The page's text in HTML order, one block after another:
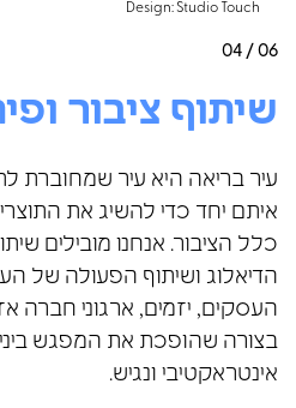
Design: Studio Touch
04 / 06
שיתוף ציבור
עיר בריאה היא עיר שמחוברת
איתם יחד כדי להשיג את
כלל הציבור. אנחנו מובילים
הדיאלוג ושיתוף הפעולה של
העסקים, יזמים, ארגוני חברה
בצורה שהופכת את המפגש
אינטראקטיבי ונגיש.